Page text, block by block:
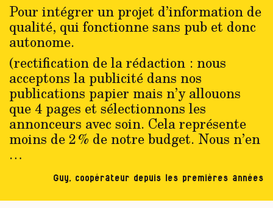
Pour intégrer un projet d’information de
qualité, qui fonctionne sans pub et donc
autonome.
(rectification de la rédaction : nous
acceptons la publicité dans nos
publications papier mais n’y allouons
que 4 pages et sélectionnons les
annonceurs avec soin. Cela représente
moins de 2 % de notre budget. Nous n’en
…
Guy, coopérateur depuis les premières années